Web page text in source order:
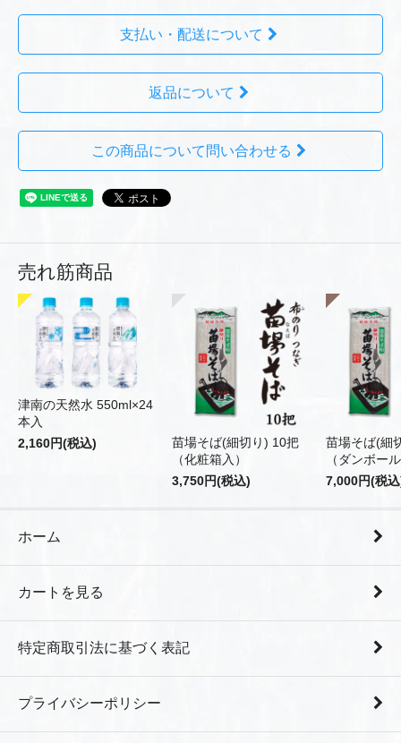
支払い・配送について
返品について
この商品について問い合わせる
売れ筋商品
津南の天然水 550ml×24
本入
2,160円(税込)
苗場そば(細切り) 10把
（化粧箱入）
3,750円(税込)
苗場そば(細
（ダンボー
7,000円(税
ホーム
カートを見る
特定商取引法に基づく表記
プライバシーポリシー